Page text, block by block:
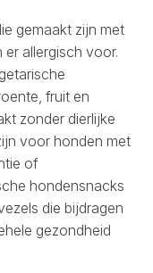
gemaakt zijn met
allergisch voor.
fruit en
zonder dierlijke
voor honden met
of
hondensnacks
die bijdragen
gezondheid